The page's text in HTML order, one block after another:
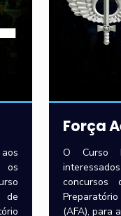
os
de
Força
O Curso
concursos
(AFA), para